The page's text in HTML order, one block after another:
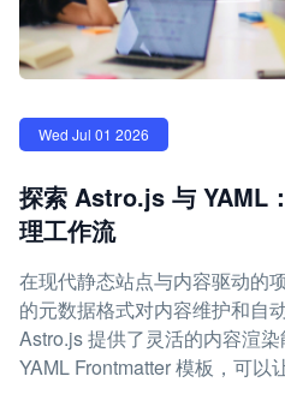
Wed Jul 01 2026
探索 Astro.js 与 YAML
理工作流
在现代静态站点与内容驱动的
的元数据格式对内容维护和自
Astro.js 提供了灵活的内容渲
YAML Frontmatter 模板，可以